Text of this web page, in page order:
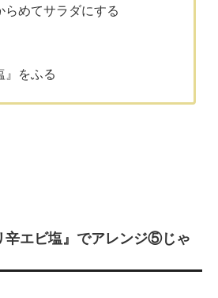
らめてサラダにする
』をふる
辛エビ塩』でアレンジ⑤じゃ